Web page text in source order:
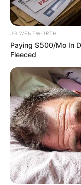
CTA FAVORITE
Will You Survive?
Emergency Kit
BRAINBERRIES
JG WENTWORTH
Paying $500/Mo In
Fleeced